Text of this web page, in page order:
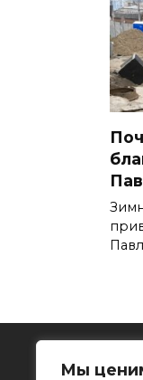
Мы